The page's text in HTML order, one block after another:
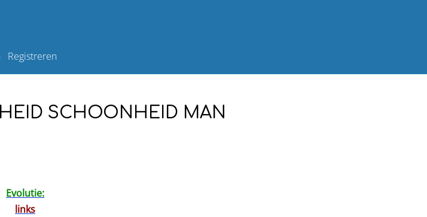
Registreren
SCHOONHEID MAN
Evolutie:
links